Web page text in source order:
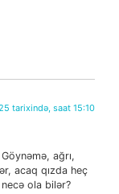
tarixində, saat 15:10
ağrı,
acaq qızda heç
necə ola bilər?